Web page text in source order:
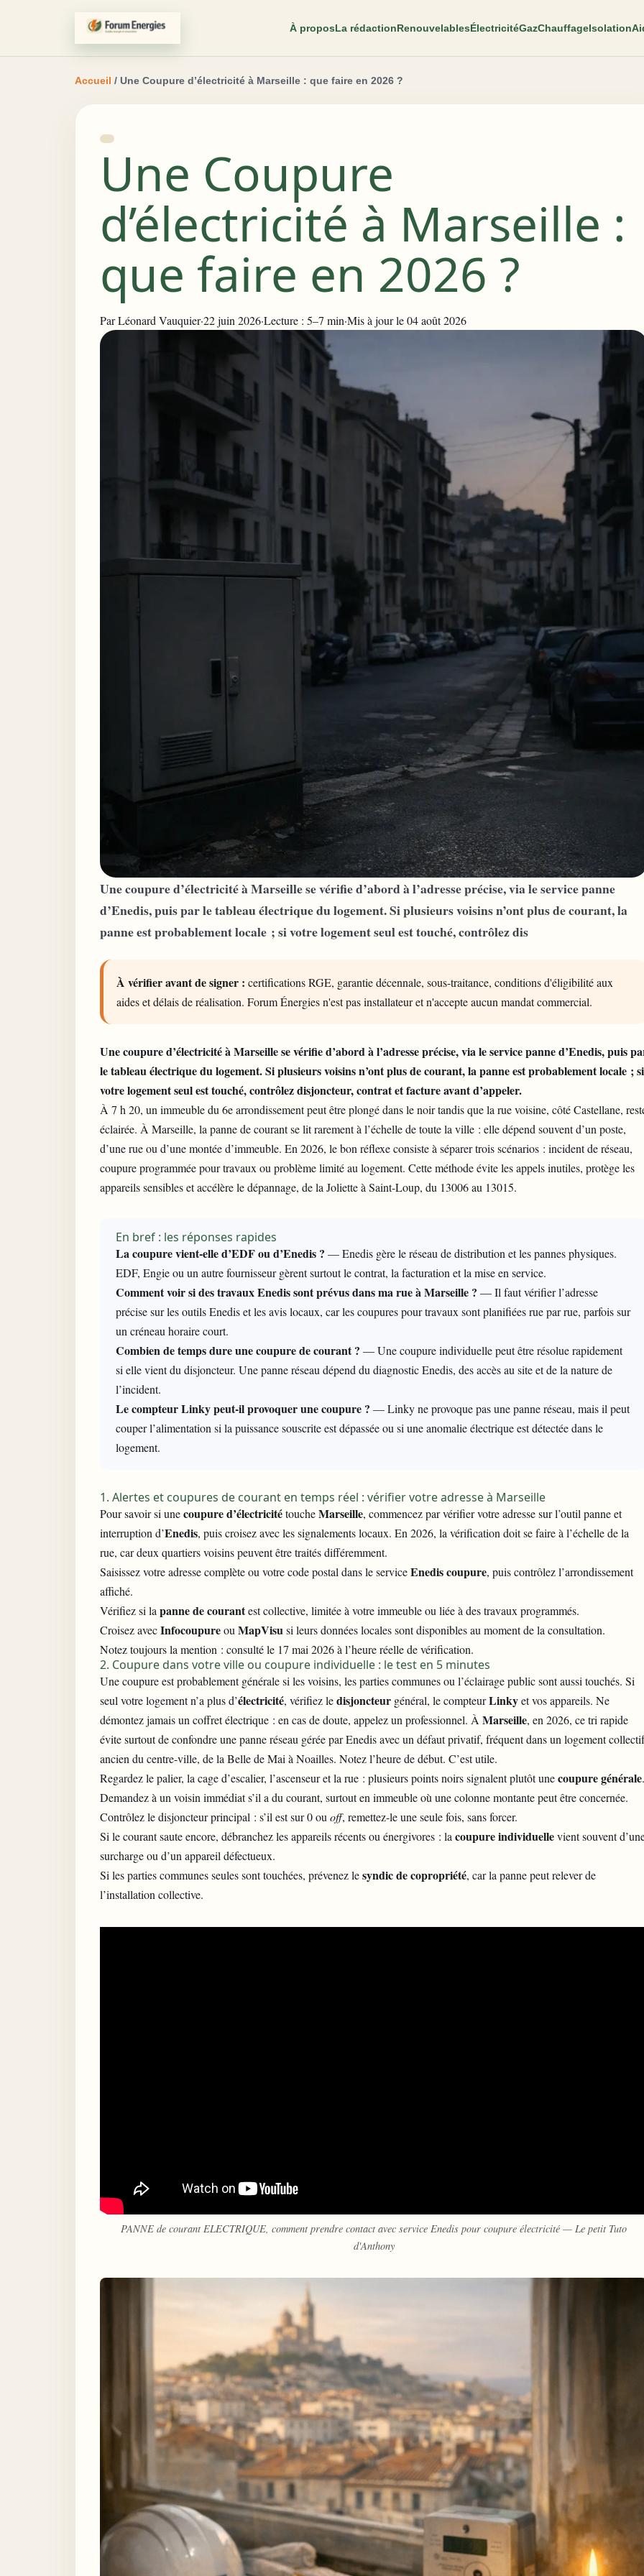
À proposLa rédactionRenouvelablesÉlectricitéGazChauffageIsolation
Accueil / Une Coupure d’électricité à Marseille : que faire en 2026 ?
Une Coupure
d’électricité à Marseille :
que faire en 2026 ?
ParLéonard Vauquier·22 juin 2026·Lecture : 5–7 min·Mis à jour le 04 août 2026
Une coupure d’électricité à Marseille se vérifie d’abord à l’adresse précise, via le service panne
d’Enedis, puis par le tableau électrique du logement. Si plusieurs voisins n’ont plus de courant, la
panne est probablement locale ; si votre logement seul est touché, contrôlez dis
À vérifier avant de signer : certifications RGE, garantie décennale, sous-traitance, conditions d'éligibilité aux
aides et délais de réalisation. Forum Énergies n'est pas installateur et n'accepte aucun mandat commercial.
Une coupure d’électricité à Marseille se vérifie d’abord à l’adresse précise, via le service panne d’Enedis, puis
le tableau électrique du logement. Si plusieurs voisins n’ont plus de courant, la panne est probablement locale ; si
votre logement seul est touché, contrôlez disjoncteur, contrat et facture avant d’appeler.
À 7 h 20, un immeuble du 6e arrondissement peut être plongé dans le noir tandis que la rue voisine, côté Castellane,
éclairée. À Marseille, la panne de courant se lit rarement à l’échelle de toute la ville : elle dépend souvent d’un poste,
d’une rue ou d’une montée d’immeuble. En 2026, le bon réflexe consiste à séparer trois scénarios : incident de réseau,
coupure programmée pour travaux ou problème limité au logement. Cette méthode évite les appels inutiles, protège les
appareils sensibles et accélère le dépannage, de la Joliette à Saint-Loup, du 13006 au 13015.
En bref : les réponses rapides
La coupure vient-elle d’EDF ou d’Enedis ? — Enedis gère le réseau de distribution et les pannes physiques.
EDF, Engie ou un autre fournisseur gèrent surtout le contrat, la facturation et la mise en service.
Comment voir si des travaux Enedis sont prévus dans ma rue à Marseille ? — Il faut vérifier l’adresse
précise sur les outils Enedis et les avis locaux, car les coupures pour travaux sont planifiées rue par rue, parfois sur
un créneau horaire court.
Combien de temps dure une coupure de courant ? — Une coupure individuelle peut être résolue rapidement
si elle vient du disjoncteur. Une panne réseau dépend du diagnostic Enedis, des accès au site et de la nature de
l’incident.
Le compteur Linky peut-il provoquer une coupure ? — Linky ne provoque pas une panne réseau, mais il peut
couper l’alimentation si la puissance souscrite est dépassée ou si une anomalie électrique est détectée dans le
logement.
1. Alertes et coupures de courant en temps réel : vérifier votre adresse à Marseille
Pour savoir si unecoupure d’électricitétoucheMarseille, commencez par vérifier votre adresse sur l’outil panne et
interruption d’Enedis, puis croisez avec les signalements locaux. En 2026, la vérification doit se faire à l’échelle de la
rue, car deux quartiers voisins peuvent être traités différemment.
Saisissez votre adresse complète ou votre code postal dans le serviceEnedis coupure, puis contrôlez l’arrondissement
affiché.
Vérifiez si la panne de courantest collective, limitée à votre immeuble ou liée à des travaux programmés.
Croisez avecInfocoupureou MapVisusi leurs données locales sont disponibles au moment de la consultation.
Notez toujours la mention : consulté le 17 mai 2026 à l’heure réelle de vérification.
2. Coupure dans votre ville ou coupure individuelle : le test en 5 minutes
Une coupure est probablement générale si les voisins, les parties communes ou l’éclairage public sont aussi touchés. Si
seul votre logement n’a plus d’électricité, vérifiez ledisjoncteur général, le compteurLinkyet vos appareils. Ne
démontez jamais un coffret électrique : en cas de doute, appelez un professionnel. À Marseille, en 2026, ce tri rapide
évite surtout de confondre une panne réseau gérée par Enedis avec un défaut privatif, fréquent dans un logement collectif
ancien du centre-ville, de la Belle de Mai à Noailles. Notez l’heure de début. C’est utile.
Regardez le palier, la cage d’escalier, l’ascenseur et la rue : plusieurs points noirs signalent plutôt unecoupure générale.
Demandez à un voisin immédiat s’il a du courant, surtout en immeuble où une colonne montante peut être concernée.
Contrôlez le disjoncteur principal : s’il est sur 0 ou off, remettez-le une seule fois, sans forcer.
Si le courant saute encore, débranchez les appareils récents ou énergivores : la coupure individuellevient souvent
surcharge ou d’un appareil défectueux.
Si les parties communes seules sont touchées, prévenez lesyndic de copropriété, car la panne peut relever de
l’installation collective.
PANNE de courant ELECTRIQUE, comment prendre contact avec service Enedis pour coupure électricité — Le petit Tuto
d'Anthony